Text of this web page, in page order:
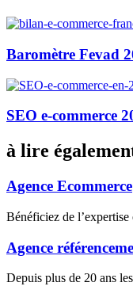
Baromètre Fevad
SEO e-commerce
à lire
Agence Ecommerce
Bénéficiez de
Agence
Depuis plus de 20 ans